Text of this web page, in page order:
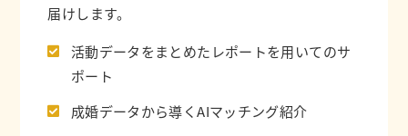
届けします。
活動データをまとめたレポートを用いてのサ
ポート
成婚データから導くAIマッチング紹介